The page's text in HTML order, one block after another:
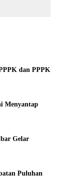
dan PPPK
Menyantap
Gelar
Puluhan